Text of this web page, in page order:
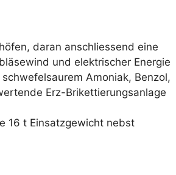
daran anschliessend eine
und elektrischer Energie
Amoniak, Benzol,
Erz-Brikettierungsanlage
16 t Einsatzgewicht nebst